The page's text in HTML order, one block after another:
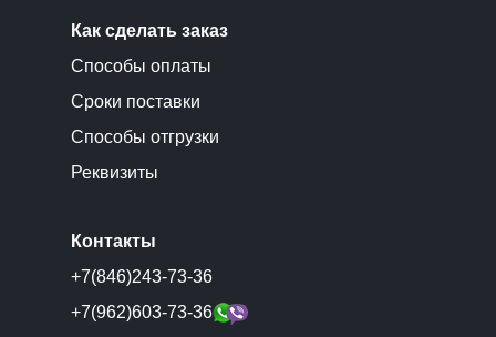
Как сделать заказ
Способы оплаты
Сроки поставки
Способы отгрузки
Реквизиты
Контакты
+7(846)243-73-36
+7(962)603-73-36